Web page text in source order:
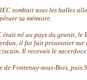
tombait sous les balles
sa mémoire.
était né au pays du granit, le
, il fut fait prisonnier sur
Il recevait le sacerdoce
de Fontenay-sous-Bois, puis